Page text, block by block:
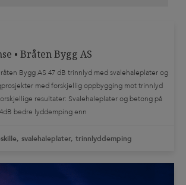
• Bråten Bygg AS
Bygg AS 47 dB trinnlyd med svalehaleplater og
med forskjellig oppbygging mot trinnlyd
resultater: Svalehaleplater og betong på
bedre lyddemping enn
1: 47 dB trinnlyd Mor Kristins vei: […]
svalehaleplater, trinnlyddemping